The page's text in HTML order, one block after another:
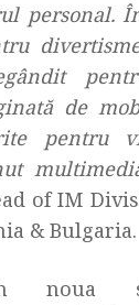
personal.
de
pentru
of IM
& Bulgaria.
noua